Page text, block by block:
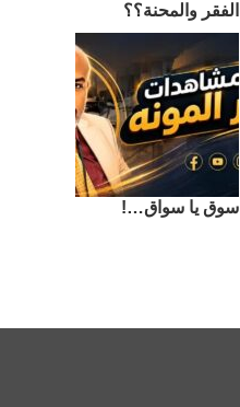
الفقر والمحنة؟؟
سوق يا سواق…!